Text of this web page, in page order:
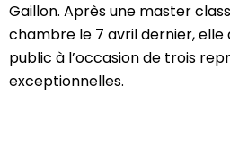
Gaillon. Après une master
chambre le 7 avril dernier,
public à l’occasion de trois
exceptionnelles.